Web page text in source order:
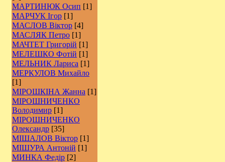
МАРТИНЮК Осип [1]
МАРЧУК Ігор [1]
МАСЛОВ Віктор [4]
МАСЛЯК Петро [1]
МАЧТЕТ Григорій [1]
МЕЛЕШКО Фотій [1]
МЕЛЬНИК Лариса [1]
МЕРКУЛОВ Михайло
[1]
МІРОШКІНА Жанна [1]
МІРОШНИЧЕНКО
Володимир [1]
МІРОШНИЧЕНКО
Олександр [35]
МІШАЛОВ Віктор [1]
МІШУРА Антоній [1]
МИНКА Федір [2]